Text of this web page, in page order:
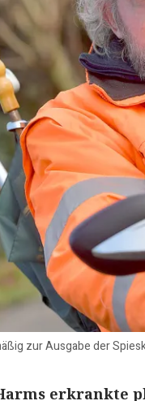
zur Ausgabe der
erkrankte